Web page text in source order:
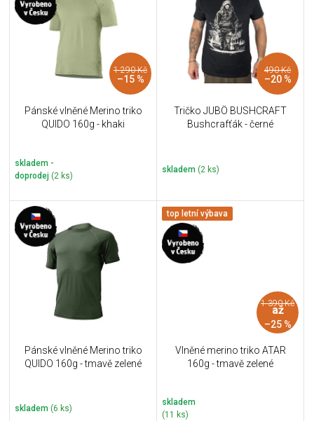
1 290 Kč
–15 %
Pánské vlněné Merino triko
QUIDO 160g - khaki
skladem -
doprodej (2 ks)
490 Kč
–20 %
Tričko JUBÖ BUSHCRAFT
Bushcrafťák - černé
skladem (2 ks)
Pánské vlněné Merino triko
QUIDO 160g - tmavě zelené
skladem (6 ks)
top letní výbava
1 390 Kč
až
–25 %
Vlněné merino triko ATAR
160g - tmavě zelené
skladem
(11 ks)